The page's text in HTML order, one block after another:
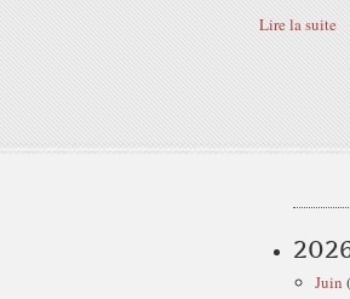
Lire la suite
Juin